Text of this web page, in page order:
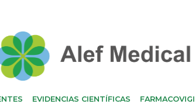
EVIDENCIAS CIENTÍFICAS